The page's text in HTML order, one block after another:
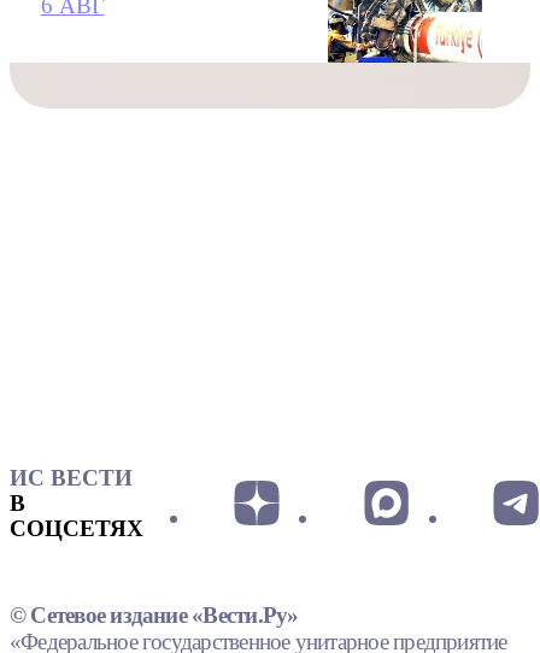
6 АВГ
ИС ВЕСТИ
В
СОЦСЕТЯХ
© Сетевое издание «Вести.Ру»
«Федеральное государственное унитарное предприятие